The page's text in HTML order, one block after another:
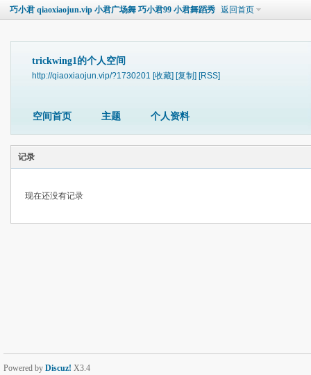
巧小君 qiaoxiaojun.vip 小君广场舞 巧小君99 小君舞蹈秀 返回首页
trickwing1的个人空间
http://qiaoxiaojun.vip/?1730201 [收藏] [复制] [RSS]
空间首页 主题 个人资料
记录
现在还没有记录
Powered by Discuz! X3.4